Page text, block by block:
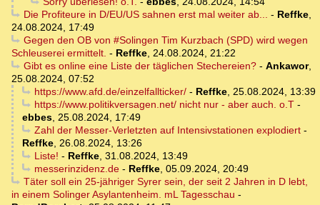
Die Profiteure in D/EU/US sahnen erst mal weiter ab... - Reffke,
24.08.2024, 17:49
Gegen den OB von #Solingen Tim Kurzbach (SPD) wird wegen
Schleuserei ermittelt. - Reffke, 24.08.2024, 21:22
Gibt es online eine Liste der täglichen Stechereien?- Ankawor,
25.08.2024, 07:52
https://www.afd.de/einzelfallticker/- Reffke, 25.08.2024, 13:39
https://www.politikversagen.net/ nicht nur - aber auch. o.T-
ebbes, 25.08.2024, 17:49
Zahl der Messer-Verletzten auf Intensivstationen explodiert-
Reffke, 26.08.2024, 13:26
Liste! - Reffke, 31.08.2024, 13:49
messerinzidenz.de- Reffke, 05.09.2024, 20:49
Täter soll ein 25-jähriger Syrer sein, der seit 2 Jahren in D lebt,
in einem Solinger Asylantenheim. mL Tagesschau -